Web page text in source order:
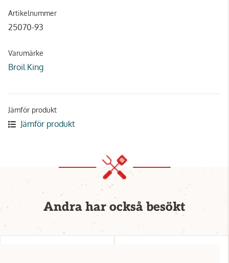
Artikelnummer
25070-93
Varumärke
Broil King
Jämför produkt
Jämför produkt
Andra har också besökt